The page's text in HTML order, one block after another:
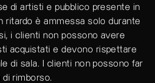
di artisti e pubblico presente in
ritardo è ammessa solo durante
i clienti non possono avere
acquistati e devono rispettare
di sala. I clienti non possono far
rimborso.